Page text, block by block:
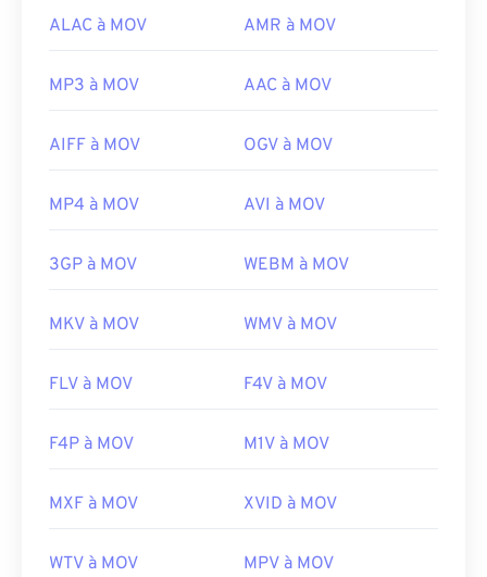
ALAC à MOV AMR à MOV
MP3 à MOV AAC à MOV
AIFF à MOV OGV à MOV
MP4 à MOV AVI à MOV
3GP à MOV WEBM à MOV
MKV à MOV WMV à MOV
FLV à MOV F4V à MOV
F4P à MOV M1V à MOV
MXF à MOV XVID à MOV
WTV à MOV MPV à MOV